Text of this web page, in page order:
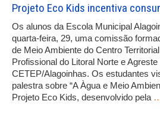
Projeto Eco Kids incentiva
Os alunos da Escola Municipal
quarta-feira, 29, uma comissão
de Meio Ambiente do Centro
Profissional do Litoral Norte e Agreste
CETEP/Alagoinhas. Os estudantes
palestra sobre “A Àgua e Meio
Projeto Eco Kids, desenvolvido pela